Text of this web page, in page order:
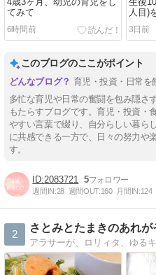
4歳3ヶ月、幼児の育児をし
てみて
6時間前
生後
人目)
3日前
このブログのここがポイント
育児・投資・日常を
多忙な育児や日常の奮闘を包み隠さ
もたらすブログです。育児・投資・
やすい言葉で綴り、自分らしい暮ら
に共感できる一方で、日々の努力や
す。
2083721 5
週間IN:28 週間OUT:160 月間IN:124
2
さとみとたまきのあれが